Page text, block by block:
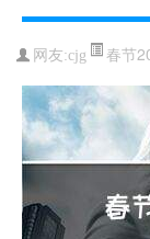
网友:cjg 春节